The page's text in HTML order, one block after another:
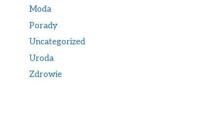
Moda
Porady
Uncategorized
Uroda
Zdrowie